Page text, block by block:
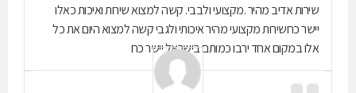
שירות אדיב מהיר .מקצועי ולבבי. קשה למצוא שירות ואיכות כאלו
יישר כחשירות מקצועי מהיר איכותי ולגבי קשה למצוא היום את כל
אלו במקום אחד ירבו כמותם בישראל יישר כח